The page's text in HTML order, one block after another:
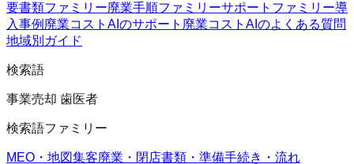
要書類ファミリー廃業手順ファミリーサポートファミリー導
入事例 廃業コストAIのサポート 廃業コストAIのよくある質問
地域別ガイド
検索語
事業売却 歯医者
検索語ファミリー
MEO・地図集客廃業・閉店書類・準備手続き・流れ